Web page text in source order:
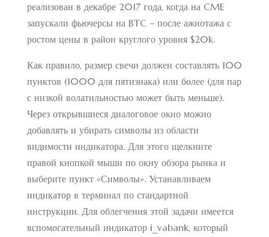
реализован в декабре 2017 года, когда на CME
запускали фьючерсы на BTC – после ажиотажа с
ростом цены в район круглого уровня $20k.
Как правило, размер свечи должен составлять 100
пунктов (1000 для пятизнака) или более (для пар
с низкой волатильностью может быть меньше).
Через открывшиеся диалоговое окно можно
добавлять и убирать символы из области
видимости индикатора. Для этого щелкните
правой кнопкой мыши по окну обзора рынка и
выберите пункт «Символы». Устанавливаем
индикатор в терминал по стандартной
инструкции. Для облегчения этой задачи имеется
вспомогательный индикатор i_vabank, который